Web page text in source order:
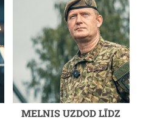
MELNIS UZDOD LĪDZ